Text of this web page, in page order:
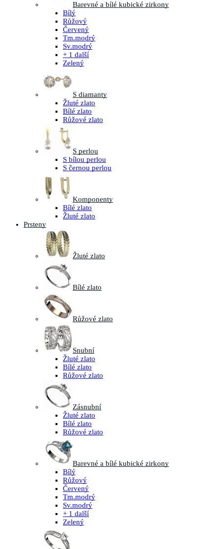
Barevné a bílé kubické zirkony
Bílý
Růžový
Červený
Tm.modrý
Sv.modrý
+ 1 další
Zelený
S diamanty
Žluté zlato
Bílé zlato
Růžové zlato
S perlou
S bílou perlou
S černou perlou
Komponenty
Bílé zlato
Žluté zlato
Prsteny
Žluté zlato
Bílé zlato
Růžové zlato
Snubní
Žluté zlato
Bílé zlato
Růžové zlato
Zásnubní
Žluté zlato
Bílé zlato
Růžové zlato
Barevné a bílé kubické zirkony
Bílý
Růžový
Červený
Tm.modrý
Sv.modrý
+ 1 další
Zelený